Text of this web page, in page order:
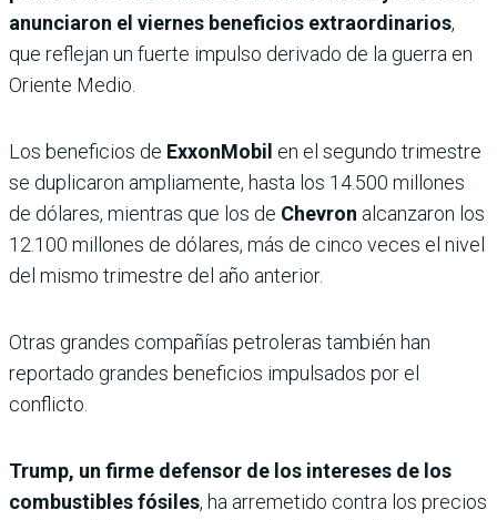
anunciaron el viernes beneficios extraordinarios,
que reflejan un fuerte impulso derivado de la guerra en
Oriente Medio.
Los beneficios de ExxonMobil en el segundo trimestre
se duplicaron ampliamente, hasta los 14.500 millones
de dólares, mientras que los de Chevron alcanzaron los
12.100 millones de dólares, más de cinco veces el nivel
del mismo trimestre del año anterior.
Otras grandes compañías petroleras también han
reportado grandes beneficios impulsados ​​por el
conflicto.
Trump, un firme defensor de los intereses de los
combustibles fósiles, ha arremetido contra los precios